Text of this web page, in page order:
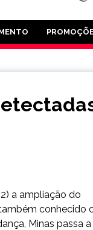
a ampliação do
conhecido
Minas passa a